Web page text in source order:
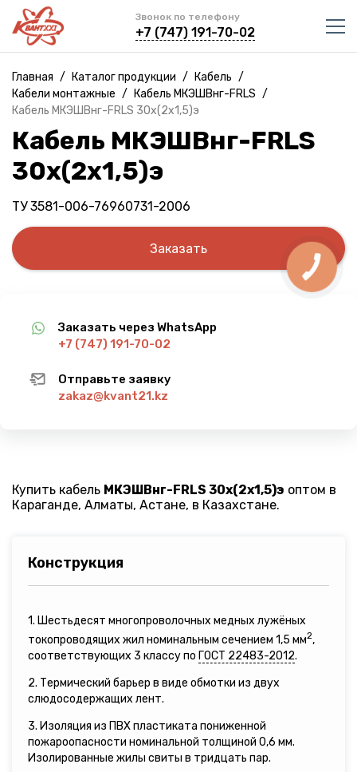
Звонок по телефону
+7 (747) 191-70-02
Главная / Каталог продукции / Кабель /
Кабели монтажные / Кабель МКЭШВнг-FRLS /
Кабель МКЭШВнг-FRLS 30х(2х1,5)э
Кабель МКЭШВнг-FRLS
30х(2х1,5)э
ТУ 3581-006-76960731-2006
Заказать
Заказать через WhatsApp
+7 (747) 191-70-02
Отправьте заявку
zakaz@kvant21.kz
Купить кабель МКЭШВнг-FRLS 30х(2х1,5)э оптом в
Караганде, Алматы, Астане, в Казахстане.
Конструкция
1. Шестьдесят многопроволочных медных лужёных
токопроводящих жил номинальным сечением 1,5 мм2,
соответствующих 3 классу по ГОСТ 22483-2012.
2. Термический барьер в виде обмотки из двух
слюдосодержащих лент.
3. Изоляция из ПВХ пластиката пониженной
пожароопасности номинальной толщиной 0,6 мм.
Изолированные жилы свиты в тридцать пар.